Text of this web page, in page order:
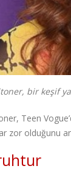
bir keşif
Teen
zor olduğunu